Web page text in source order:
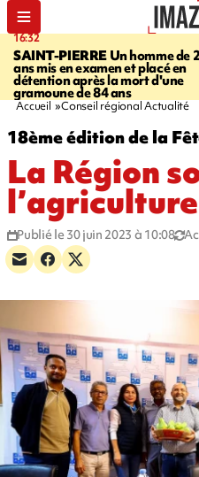
16:32
SAINT-PIERREUn homme de
ans mis en examen et placé en
détention après la mort d'une
gramoune de 84 ans
Accueil Conseil régional Actualité
18ème édition de la
La Région
Publié le 30 juin 2023 à 10:08